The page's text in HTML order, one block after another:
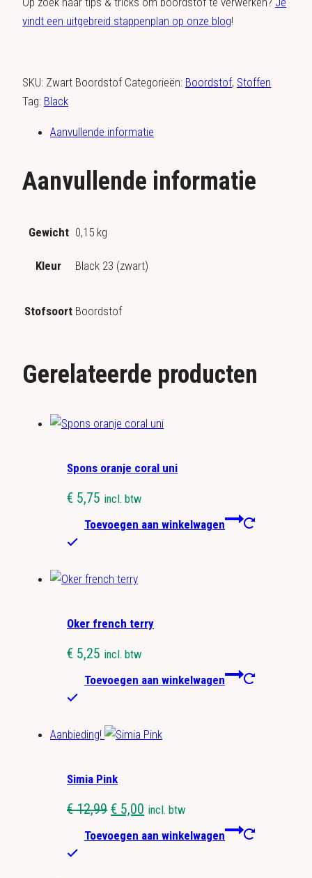
vindt een uitgebreid stappenplan op onze blog!
SKU: Zwart Boordstof Categorieën: Boordstof, Stoffen
Tag: Black
Aanvullende informatie
Aanvullende informatie
Gewicht 0,15 kg
Kleur Black 23 (zwart)
Stofsoort Boordstof
Gerelateerde producten
Spons oranje coral uni
€ 5,75 incl. btw
Toevoegen aan winkelwagen
Oker french terry
€ 5,25 incl. btw
Toevoegen aan winkelwagen
Aanbieding!
Simia Pink
€12,99 Oorspronkelijke
prijs
€ 5,00 Huidige
prijs
incl. btw
Toevoegen aan winkelwagen